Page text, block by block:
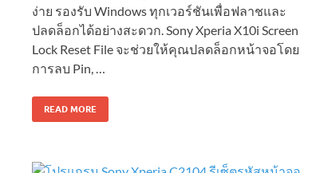
ง่าย รองรับ Windows ทุกเวอร์ชันเพื่อฟลาชและ
ปลดล็อกได้อย่างสะดวก. Sony Xperia X10i Screen
Lock Reset File จะช่วยให้คุณปลดล็อกหน้าจอโดย
การลบ Pin, …
READ MORE